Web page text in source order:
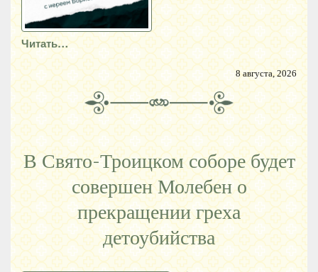
Читать…
8 августа, 2026
В Свято-Троицком соборе будет
совершен Молебен о
прекращении греха
детоубийства